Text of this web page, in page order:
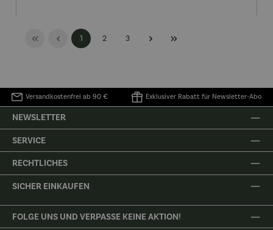
Seite
1 Seite
2 Seite
3
Versandkostenfrei ab 90 € Exklusiver Rabatt für Newsletter-Abo
NEWSLETTER
SERVICE
RECHTLICHES
SICHER EINKAUFEN
FOLGE UNS UND VERPASSE KEINE AKTION!